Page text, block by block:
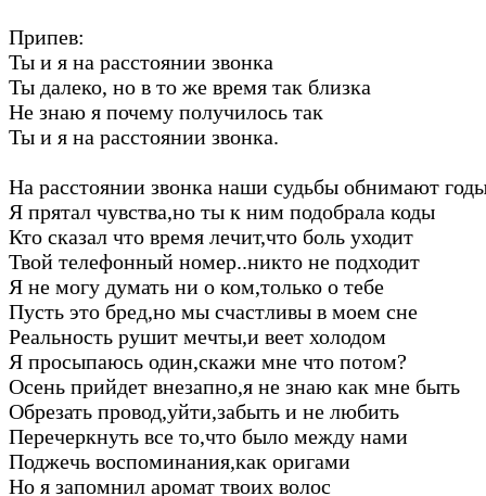
Припев:
Ты и я на расстоянии звонка
Ты далеко, но в то же время так близка
Не знаю я почему получилось так
Ты и я на расстоянии звонка.
На расстоянии звонка наши судьбы обнимают
Я прятал чувства,но ты к ним подобрала коды
Кто сказал что время лечит,что боль уходит
Твой телефонный номер..никто не подходит
Я не могу думать ни о ком,только о тебе
Пусть это бред,но мы счастливы в моем сне
Реальность рушит мечты,и веет холодом
Я просыпаюсь один,скажи мне что потом?
Осень прийдет внезапно,я не знаю как мне быть
Обрезать провод,уйти,забыть и не любить
Перечеркнуть все то,что было между нами
Поджечь воспоминания,как оригами
Но я запомнил аромат твоих волос